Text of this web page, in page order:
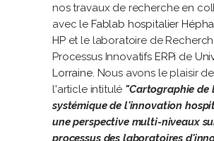
nos travaux de recherche en
avec le Fablab hospitalier
HPet le laboratoire de
Processus Innovatifs ERPi de
Lorraine. Nous avons le plaisir
l'article intitulé "Cartographie de
systémique de l'innovation
une perspective multi-niveaux
processus des laboratoires